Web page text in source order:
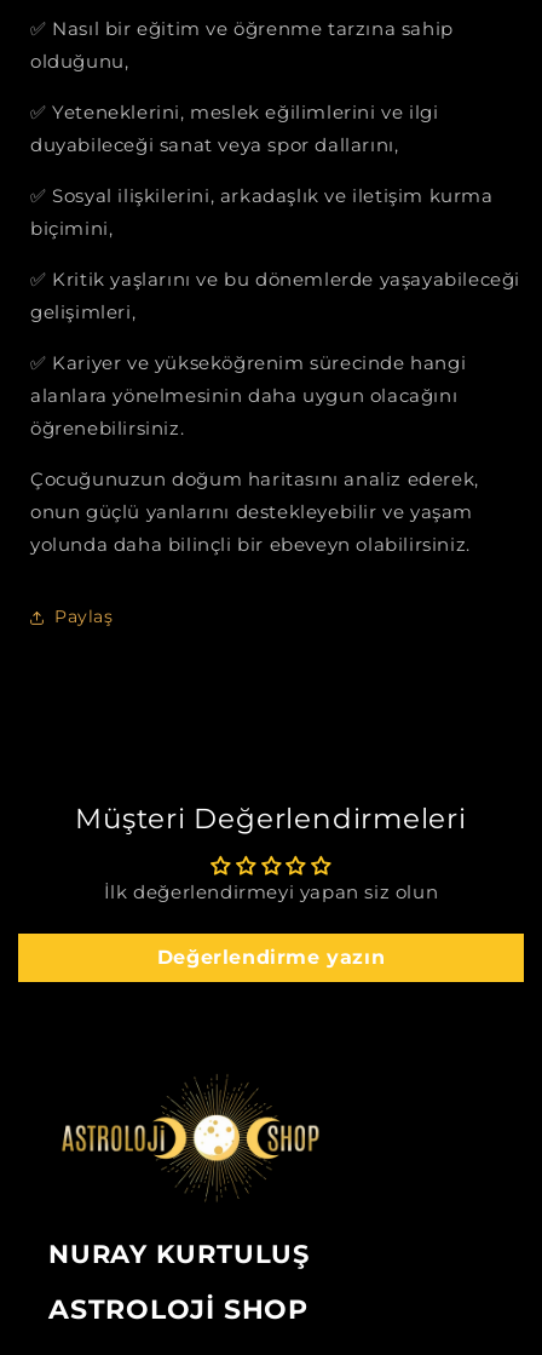
✅ Nasıl bir eğitim ve öğrenme tarzına sahip
olduğunu,
✅ Yeteneklerini, meslek eğilimlerini ve ilgi
duyabileceği sanat veya spor dallarını,
✅ Sosyal ilişkilerini, arkadaşlık ve iletişim kurma
biçimini,
✅ Kritik yaşlarını ve bu dönemlerde yaşayabileceği
gelişimleri,
✅ Kariyer ve yükseköğrenim sürecinde hangi
alanlara yönelmesinin daha uygun olacağını
öğrenebilirsiniz.
Çocuğunuzun doğum haritasını analiz ederek,
onun güçlü yanlarını destekleyebilir ve yaşam
yolunda daha bilinçli bir ebeveyn olabilirsiniz.
Paylaş
Müşteri Değerlendirmeleri
İlk değerlendirmeyi yapan siz olun
Değerlendirme yazın
NURAY KURTULUŞ
ASTROLOJİ SHOP